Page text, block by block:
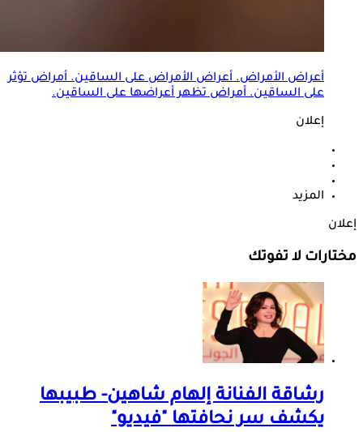
أعراض الأمراض. أعراض الأمراض على الساقين. أمراض تؤثر
على الساقين. أمراض تظهر أعراضها على الساقين.
إعلان
المزيد
إعلان
مختارات لا تفوتك
رشاقة الفنانة إلهام شاهين- طبيبها
يكشف سر نحافتها "فيديو"